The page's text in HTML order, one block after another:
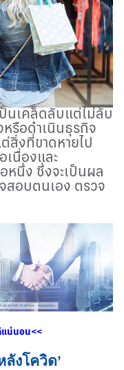
นเคล็ดลับแต่ไม่ลับ
หรือดำเนินธุรกิจ
สิ่งที่ขาดหายไป
เนื่องและ
นึ่ง ซึ่งจะเป็นผล
สอบตนเอง ตรวจ
น่นอน<<
งโควิด’